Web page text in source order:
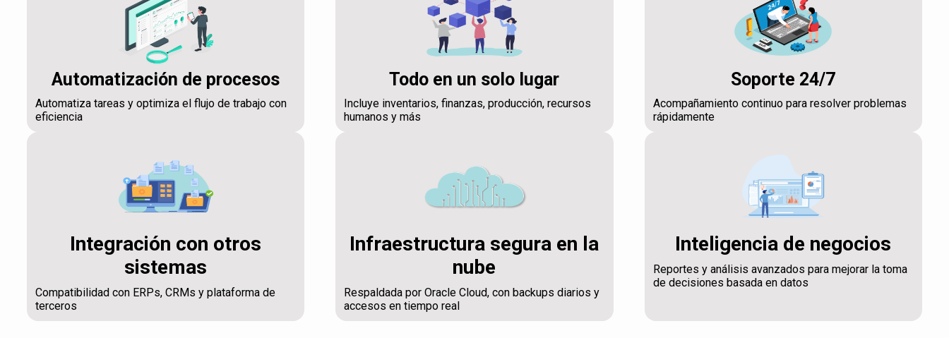
Automatización de procesos
Automatiza tareas y optimiza el flujo de trabajo con
eficiencia
Todo en un solo lugar
Incluye inventarios, finanzas, producción, recursos
humanos y más
Soporte 24/7
Acompañamiento continuo para resolver problemas
rápidamente
Integración con otros
sistemas
Compatibilidad con ERPs, CRMs y plataforma de
terceros
Infraestructura segura en la
nube
Respaldada por Oracle Cloud, con backups diarios y
accesos en tiempo real
Inteligencia de negocios
Reportes y análisis avanzados para mejorar la toma
de decisiones basada en datos